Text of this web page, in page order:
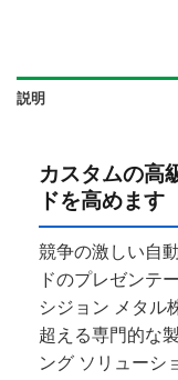
説明
カスタムの高
ドを高めます
競争の激しい自
ドのプレゼンテ
シジョン メタル
超える専門的な
ング ソリューシ